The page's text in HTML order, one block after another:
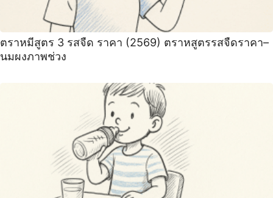
ตราหมีสูตร 3 รสจืด ราคา (2569) ตราหสูตรรสจืดราคา–
นมผงภาพช่วง